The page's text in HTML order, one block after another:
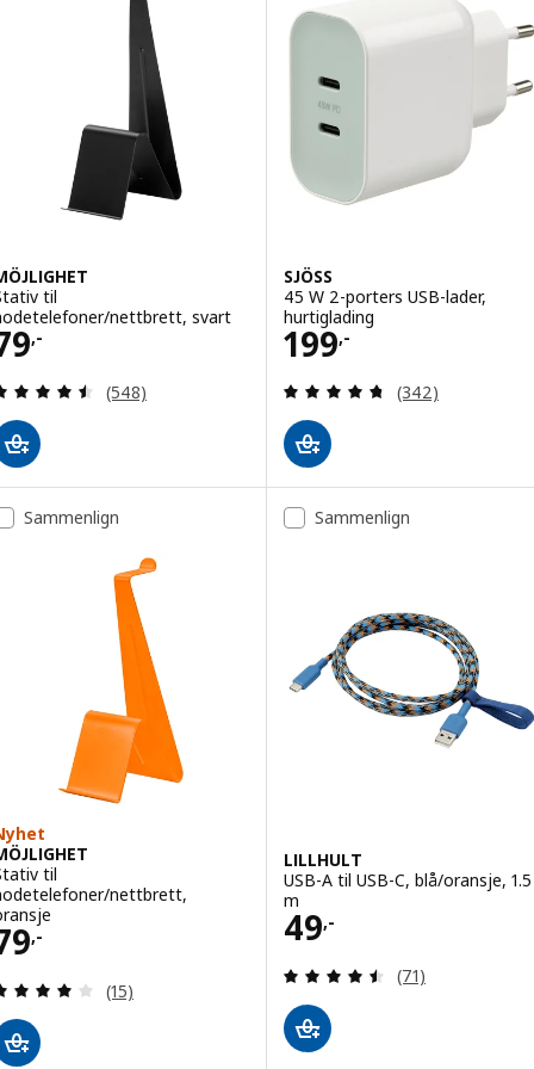
SITTBRUNN, USB-C til USB-C, lys grønn, 1.0 m
LILLHULT, USB-C til USB-C, oransje/lilla, 1.5 m
til
nettbrett, svart
,- 79,-
Gjennomgang: 4.5 av 5 stjerner. Samlede
(548)
SJÖSS
45 W 2-porters USB-lader,
hurtiglading
199,-
Pris 199,-
Gjennomgang:
(342)
Sammenlign
til
nettbrett,
,- 79,-
Gjennomgang: 4.1 av 5 stjerner. Samlede
(15)
Sammenlign
LILLHULT
USB-A til USB-C, blå/oransje, 1.5
m
49,-
Pris 49,-
Gjennomgang:
(71)